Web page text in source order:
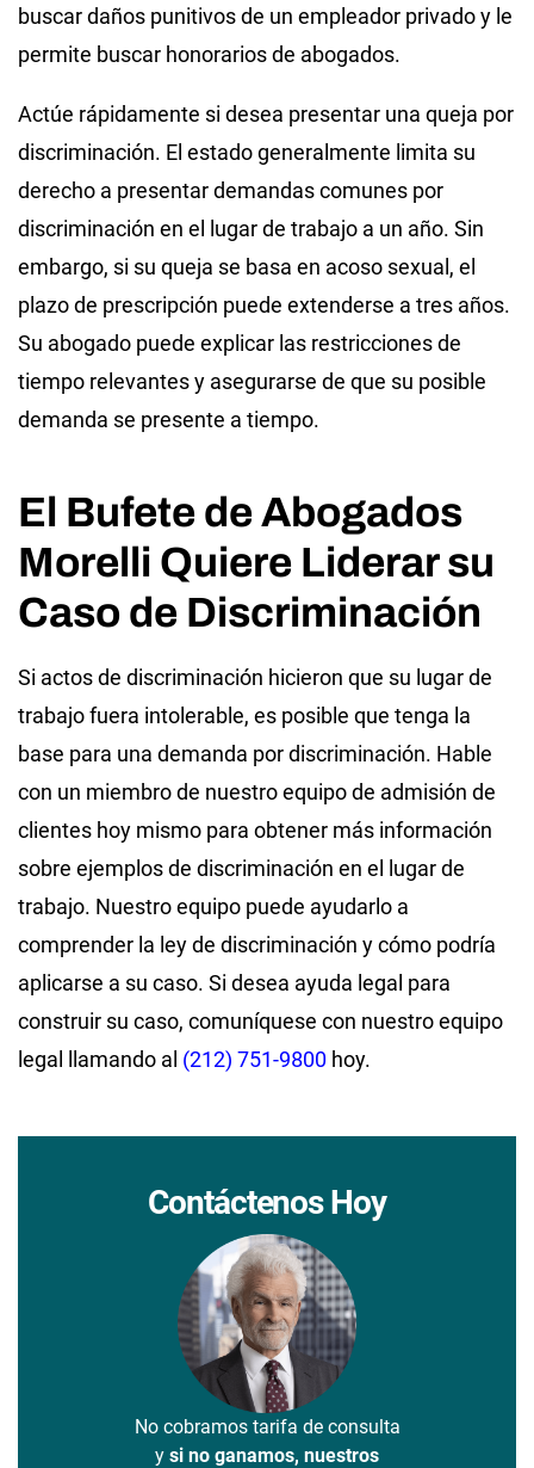
buscar daños punitivos de un empleador privado y le
permite buscar honorarios de abogados.
Actúe rápidamente si desea presentar una queja por
discriminación. El estado generalmente limita su
derecho a presentar demandas comunes por
discriminación en el lugar de trabajo a un año. Sin
embargo, si su queja se basa en acoso sexual, el
plazo de prescripción puede extenderse a tres años.
Su abogado puede explicar las restricciones de
tiempo relevantes y asegurarse de que su posible
demanda se presente a tiempo.
El Bufete de Abogados
Morelli Quiere Liderar su
Caso de Discriminación
Si actos de discriminación hicieron que su lugar de
trabajo fuera intolerable, es posible que tenga la
base para una demanda por discriminación. Hable
con un miembro de nuestro equipo de admisión de
clientes hoy mismo para obtener más información
sobre ejemplos de discriminación en el lugar de
trabajo. Nuestro equipo puede ayudarlo a
comprender la ley de discriminación y cómo podría
aplicarse a su caso. Si desea ayuda legal para
construir su caso, comuníquese con nuestro equipo
legal llamando al (212) 751-9800 hoy.
Contáctenos Hoy
No cobramos tarifa de consulta
y si no ganamos, nuestros